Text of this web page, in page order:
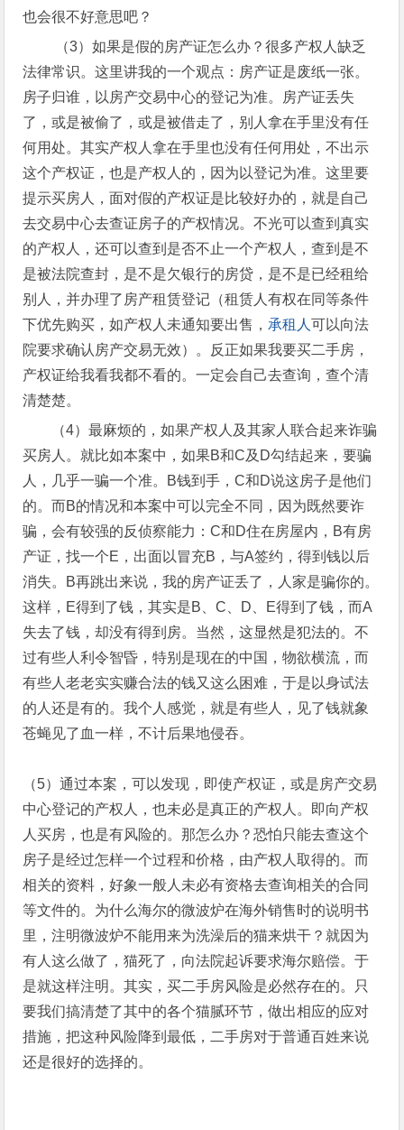
也会很不好意思吧？
（3）如果是假的房产证怎么办？很多产权人缺乏
法律常识。这里讲我的一个观点：房产证是废纸一张。
房子归谁，以房产交易中心的登记为准。房产证丢失
了，或是被偷了，或是被借走了，别人拿在手里没有任
何用处。其实产权人拿在手里也没有任何用处，不出示
这个产权证，也是产权人的，因为以登记为准。这里要
提示买房人，面对假的产权证是比较好办的，就是自己
去交易中心去查证房子的产权情况。不光可以查到真实
的产权人，还可以查到是否不止一个产权人，查到是不
是被法院查封，是不是欠银行的房贷，是不是已经租给
别人，并办理了房产租赁登记（租赁人有权在同等条件
下优先购买，如产权人未通知要出售， 承租人可以向法
院要求确认房产交易无效）。反正如果我要买二手房，
产权证给我看我都不看的。一定会自己去查询，查个清
清楚楚。
（4）最麻烦的，如果产权人及其家人联合起来诈骗
买房人。就比如本案中，如果B和C及D勾结起来，要骗
人，几乎一骗一个准。B钱到手，C和D说这房子是他们
的。而B的情况和本案中可以完全不同，因为既然要诈
骗，会有较强的反侦察能力：C和D住在房屋内，B有房
产证，找一个E，出面以冒充B，与A签约，得到钱以后
消失。B再跳出来说，我的房产证丢了，人家是骗你的。
这样，E得到了钱，其实是B、C、D、E得到了钱，而A
失去了钱，却没有得到房。当然，这显然是犯法的。不
过有些人利令智昏，特别是现在的中国，物欲横流，而
有些人老老实实赚合法的钱又这么困难，于是以身试法
的人还是有的。我个人感觉，就是有些人，见了钱就象
苍蝇见了血一样，不计后果地侵吞。
（5）通过本案，可以发现，即使产权证，或是房产交易
中心登记的产权人，也未必是真正的产权人。即向产权
人买房，也是有风险的。那怎么办？恐怕只能去查这个
房子是经过怎样一个过程和价格，由产权人取得的。而
相关的资料，好象一般人未必有资格去查询相关的合同
等文件的。为什么海尔的微波炉在海外销售时的说明书
里，注明微波炉不能用来为洗澡后的猫来烘干？就因为
有人这么做了，猫死了，向法院起诉要求海尔赔偿。于
是就这样注明。其实，买二手房风险是必然存在的。只
要我们搞清楚了其中的各个猫腻环节，做出相应的应对
措施，把这种风险降到最低，二手房对于普通百姓来说
还是很好的选择的。